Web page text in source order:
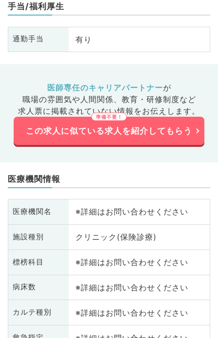
手当/福利厚生
通勤手当 有り
医師専任のキャリアパートナーが
職場の雰囲気や人間関係、 教育・研修制度など
求人票に掲載されていない情報をお伝えします。
この求人に似ている求人を紹介してもらう
医療機関情報
医療機関名 ※詳細はお問い合わせください
施設種別 クリニック(保険診療)
標榜科目 ※詳細はお問い合わせください
病床数 ※詳細はお問い合わせください
カルテ種別 ※詳細はお問い合わせください